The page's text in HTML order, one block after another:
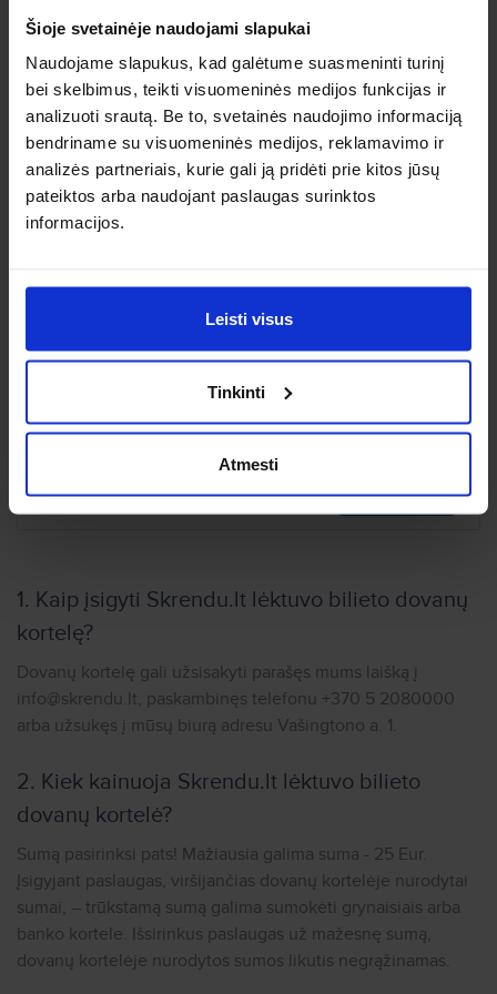
Šioje svetainėje naudojami slapukai
Naudojame slapukus, kad galėtume suasmeninti turinį
bei skelbimus, teikti visuomeninės medijos funkcijas ir
analizuoti srautą. Be to, svetainės naudojimo informaciją
bendriname su visuomeninės medijos, reklamavimo ir
analizės partneriais, kurie gali ją pridėti prie kitos jūsų
pateiktos arba naudojant paslaugas surinktos
informacijos.
Leisti visus
Tinkinti
Atmesti
vertės dovanų kuponas
Kaina 150 € PASIRINKTI
vertės dovanų kuponas
200 €
vertės dovanų kuponas
Kaina 300 € PASIRINKTI
Kaina 500 € PASIRINKTI
1. Kaip įsigyti Skrendu.lt lėktuvo bilieto dovanų
kortelę?
Dovanų kortelę gali užsisakyti parašęs mums laišką į
info@skrendu.lt, paskambinęs telefonu +370 5 2080000
arba užsukęs į mūsų biurą adresu Vašingtono a. 1.
2. Kiek kainuoja Skrendu.lt lėktuvo bilieto
dovanų kortelė?
Sumą pasirinksi pats! Mažiausia galima suma - 25 Eur.
Įsigyjant paslaugas, viršijančias dovanų kortelėje nurodytai
sumai, – trūkstamą sumą galima sumokėti grynaisiais arba
banko kortele. Išsirinkus paslaugas už mažesnę sumą,
dovanų kortelėje nurodytos sumos likutis negrąžinamas.